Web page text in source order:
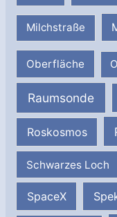
Milchstraße
Oberfläche
Raumsonde
Roskosmos
Schwarzes Loch
SpaceX